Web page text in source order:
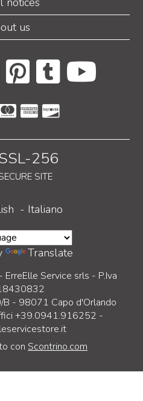
us
256
SITE
- Italiano
Translate
Service srls - P.Iva
B - 98071 Capo d'Orlando
+39.0941.916252 -
con Scontrino.com